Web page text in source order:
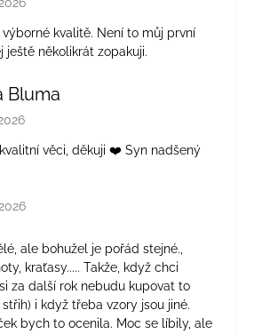
kvalitě. Není to můj první
ještě několikrát zopakuji.
Bluma
obchodu je 5 z 5 hvězdiček.
věci, děkuji ❤️ Syn nadšený
obchodu je 4 z 5 hvězdiček.
ale bohužel je pořád stejné.,
kraťasy..... Takže, když chci
za další rok nebudu kupovat to
i když třeba vzory jsou jiné.
bych to ocenila. Moc se líbily, ale